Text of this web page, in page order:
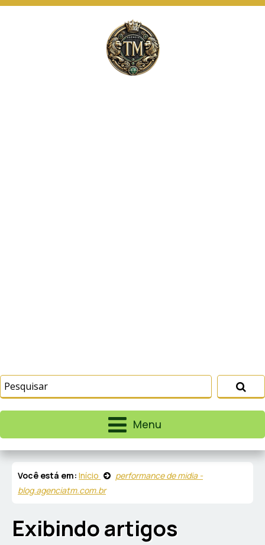
Menu
Você está em: Início
performance de midia -
blog.agenciatm.com.br
Exibindo artigos
similares para lembrar e entender como você usa
nosso site, analisar seu uso de nossos produtos
e serviços, ajudar com nossos esforços de
marketing e fornecer conteúdo de terceiros. Leia
Termos e CondiçõesePolítica de